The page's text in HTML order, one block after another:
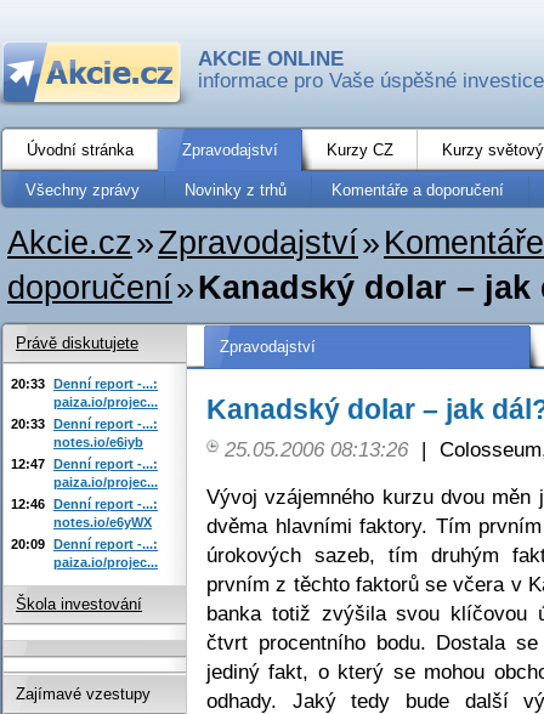
AKCIE ONLINE
informace pro Vaše úspěšné investice
Úvodní stránka Zpravodajství Kurzy CZ Kurzy
Všechny zprávy Novinky z trhů Komentáře a doporučení
Akcie.cz»Zpravodajství»
doporučení»Kanadský dolar – jak
Zpravodajství
Kanadský dolar – jak
25.05.2006 08:13:26 |
Vývoj vzájemného kurzu dvou měn
dvěma hlavními faktory. Tím
úrokových sazeb, tím druhým
prvním z těchto faktorů se včera v
banka totiž zvýšila svou klíčovou
čtvrt procentního bodu. Dostala
jediný fakt, o který se mohou
odhady. Jaký tedy bude další
Právě diskutujete
20:33 Denní report -...:
paiza.io/projec...
20:33 Denní report -...:
notes.io/e6iyb
12:47 Denní report -...:
paiza.io/projec...
12:46 Denní report -...:
notes.io/e6yWX
20:09 Denní report -...:
paiza.io/projec...
Škola investování
Zajímavé vzestupy